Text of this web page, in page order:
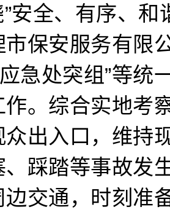
安全、有序、
保安服务有限
应急处突组”等
。综合实地考
众出入口，维持
、踩踏等事故发
边交通，时刻准